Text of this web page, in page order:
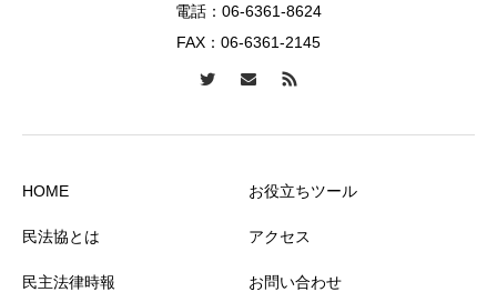
電話： 06-6361-8624
FAX：06-6361-2145
HOME
民法協とは
民主法律時報
お役立ちツール
アクセス
お問い合わせ